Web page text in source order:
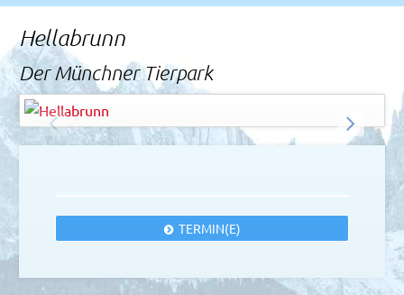
Hellabrunn
Der Münchner Tierpark
ZURÜCK
Andrejs Pidjass - Fotolia
© Easy-BUS
WEITER
TERMIN(E)
Rechtliches und AGB
Reiseversicherung